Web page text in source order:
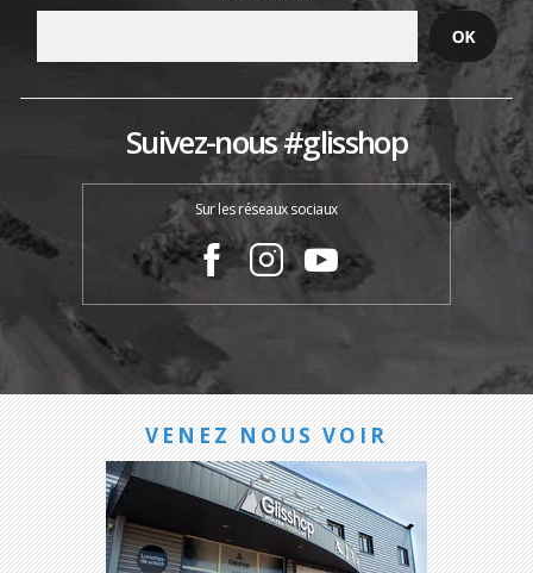
Suivez-nous #glisshop
Sur les réseaux sociaux
VENEZ NOUS VOIR